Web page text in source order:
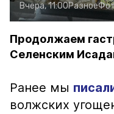
Вчера, 11:00Разное
Продолжаем
Селенским
Ранее мы
волжских